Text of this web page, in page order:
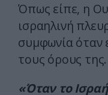
Όπως είπε, η
ισραηλινή
συμφωνία όταν
τους όρους της.
«Όταν το